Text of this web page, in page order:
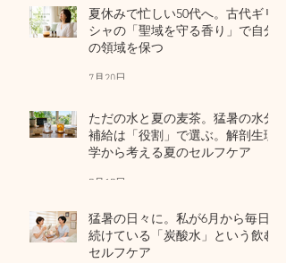
夏休みで忙しい50代へ。古代ギリ
シャの「聖域を守る香り」で自分
の領域を保つ
7月20日
ただの水と夏の麦茶。猛暑の水分
補給は「役割」で選ぶ。解剖生理
学から考える夏のセルフケア
7月17日
猛暑の日々に。私が6月から毎日
続けている「炭酸水」という飲む
セルフケア